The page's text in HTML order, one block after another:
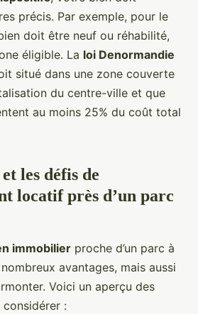
précis. Par exemple, pour le
doit être neuf ou réhabilité,
éligible. La loi Denormandie
situé dans une zone couverte
du centre-ville et que
au moins 25% du coût total
les défis de
locatif près d’un parc
immobilier proche d’un parc à
avantages, mais aussi
Voici un aperçu des
: